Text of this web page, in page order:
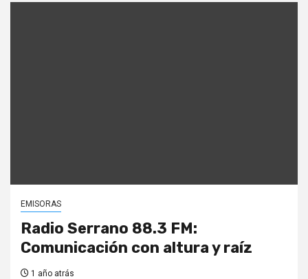
EMISORAS
Radio Serrano 88.3 FM:
Comunicación con altura y raíz
1 año atrás